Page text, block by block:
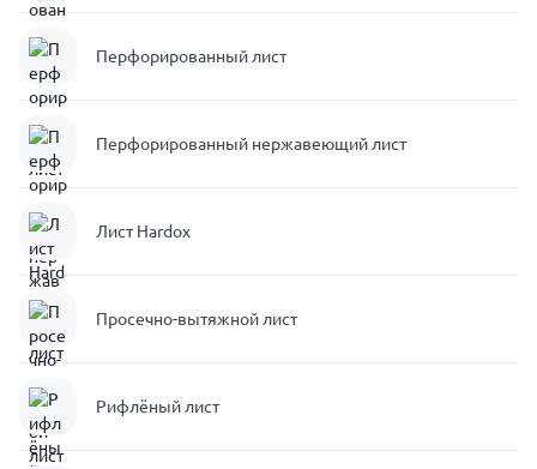
Перфорированный лист
Перфорированный нержавеющий лист
Лист Hardox
Просечно-вытяжной лист
Рифлёный лист